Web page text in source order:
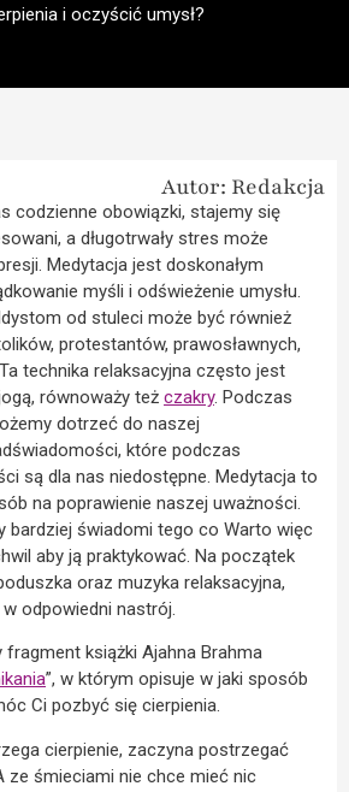
i oczyścić umysł?
Autor: Redakcja
codzienne obowiązki, stajemy się
a długotrwały stres może
Medytacja jest doskonałym
myśli i odświeżenie umysłu.
od stuleci może być również
protestantów, prawosławnych,
technika relaksacyjna często jest
równoważy też czakry. Podczas
dotrzeć do naszej
które podczas
są dla nas niedostępne. Medytacja to
na poprawienie naszej uważności.
bardziej świadomi tego co Warto więc
aby ją praktykować. Na początek
oraz muzyka relaksacyjna,
odpowiedni nastrój.
fragment książki Ajahna Brahma
”, w którym opisuje w jaki sposób
Ci pozbyć się cierpienia.
cierpienie, zaczyna postrzegać
ze śmieciami nie chce mieć nic